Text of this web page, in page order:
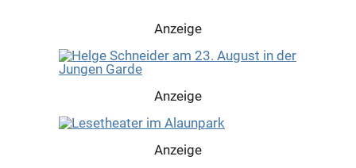
Anzeige
Anzeige
Anzeige
Anzeige